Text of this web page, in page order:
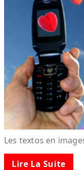
Les textos en
Lire La Suite